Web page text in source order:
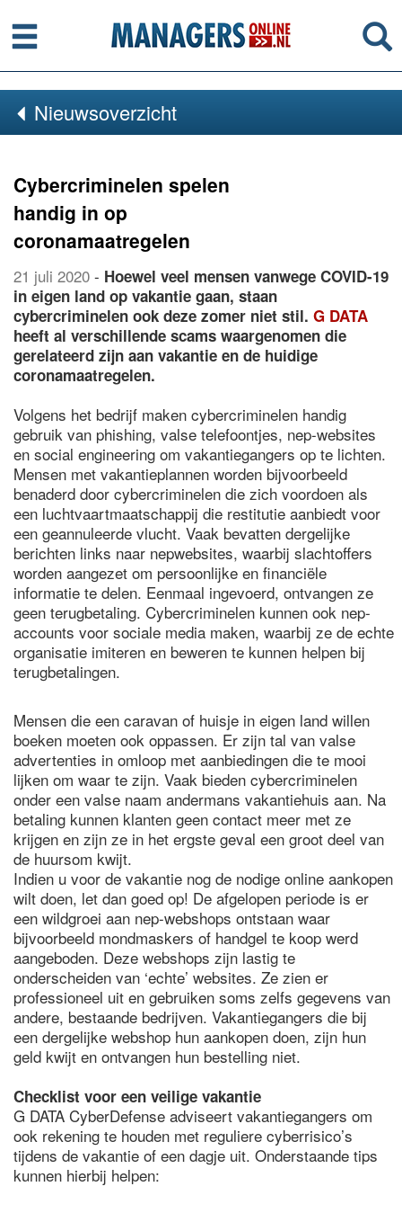
Menu
Nieuwsoverzicht
Cybercriminelen spelen
handig in op
coronamaatregelen
21 juli 2020 - Hoewel veel mensen vanwege COVID-19
in eigen land op vakantie gaan, staan
cybercriminelen ook deze zomer niet stil. G DATA
heeft al verschillende scams waargenomen die
gerelateerd zijn aan vakantie en de huidige
coronamaatregelen.
Volgens het bedrijf maken cybercriminelen handig
gebruik van phishing, valse telefoontjes, nep-websites
en social engineering om vakantiegangers op te lichten.
Mensen met vakantieplannen worden bijvoorbeeld
benaderd door cybercriminelen die zich voordoen als
een luchtvaartmaatschappij die restitutie aanbiedt voor
een geannuleerde vlucht. Vaak bevatten dergelijke
berichten links naar nepwebsites, waarbij slachtoffers
worden aangezet om persoonlijke en financiële
informatie te delen. Eenmaal ingevoerd, ontvangen ze
geen terugbetaling. Cybercriminelen kunnen ook nep-
accounts voor sociale media maken, waarbij ze de echte
organisatie imiteren en beweren te kunnen helpen bij
terugbetalingen.
Mensen die een caravan of huisje in eigen land willen
boeken moeten ook oppassen. Er zijn tal van valse
advertenties in omloop met aanbiedingen die te mooi
lijken om waar te zijn. Vaak bieden cybercriminelen
onder een valse naam andermans vakantiehuis aan. Na
betaling kunnen klanten geen contact meer met ze
krijgen en zijn ze in het ergste geval een groot deel van
de huursom kwijt.
Indien u voor de vakantie nog de nodige online aankopen
wilt doen, let dan goed op! De afgelopen periode is er
een wildgroei aan nep-webshops ontstaan waar
bijvoorbeeld mondmaskers of handgel te koop werd
aangeboden. Deze webshops zijn lastig te
onderscheiden van ‘echte’ websites. Ze zien er
professioneel uit en gebruiken soms zelfs gegevens van
andere, bestaande bedrijven. Vakantiegangers die bij
een dergelijke webshop hun aankopen doen, zijn hun
geld kwijt en ontvangen hun bestelling niet.
Checklist voor een veilige vakantie
G DATA CyberDefense adviseert vakantiegangers om
ook rekening te houden met reguliere cyberrisico’s
tijdens de vakantie of een dagje uit. Onderstaande tips
kunnen hierbij helpen: